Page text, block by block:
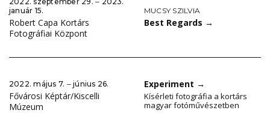
január 15.
Robert Capa Kortárs
Fotográfiai Központ
MUCSY SZILVIA
Best Regards →
2022. május 7. ‒ június 26.
Fővárosi Képtár/Kiscelli
Múzeum
Experiment →
Kísérleti fotográfia a kortárs
magyar fotóművészetben